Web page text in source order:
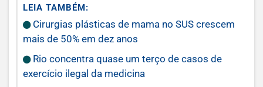
LEIA TAMBÉM:
Cirurgias plásticas de mama no SUS crescem
mais de 50% em dez anos
Rio concentra quase um terço de casos de
exercício ilegal da medicina